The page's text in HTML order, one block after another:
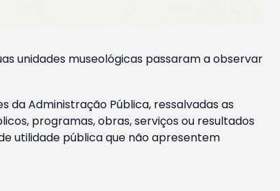
unidades museológicas passaram a observar
da Administração Pública, ressalvadas as
programas, obras, serviços ou resultados
utilidade pública que não apresentem